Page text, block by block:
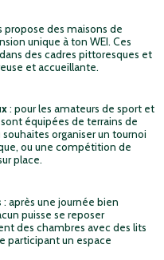
propose des maisons de
unique à ton WEI. Ces
des cadres pittoresques et
et accueillante.
: pour les amateurs de sport et
équipées de terrains de
organiser un tournoi
ou une compétition de
place.
: après une journée bien
puisse se reposer
des chambres avec des lits
participant un espace